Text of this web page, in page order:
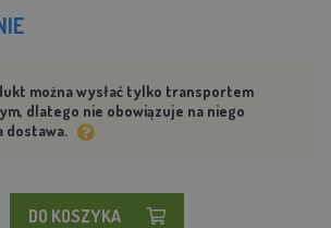
można wysłać tylko transportem
dlatego nie obowiązuje na niego
dostawa.
DO KOSZYKA